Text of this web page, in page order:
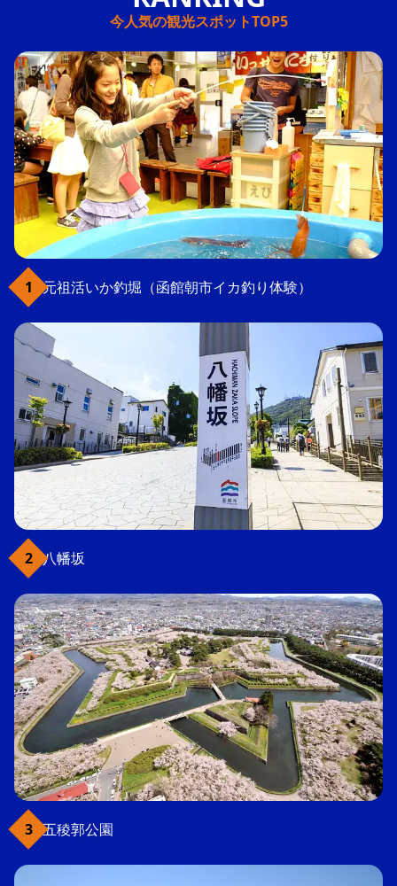
今人気の観光スポットTOP5
元祖活いか釣堀（函館朝市イカ釣り体験）
八幡坂
五稜郭公園